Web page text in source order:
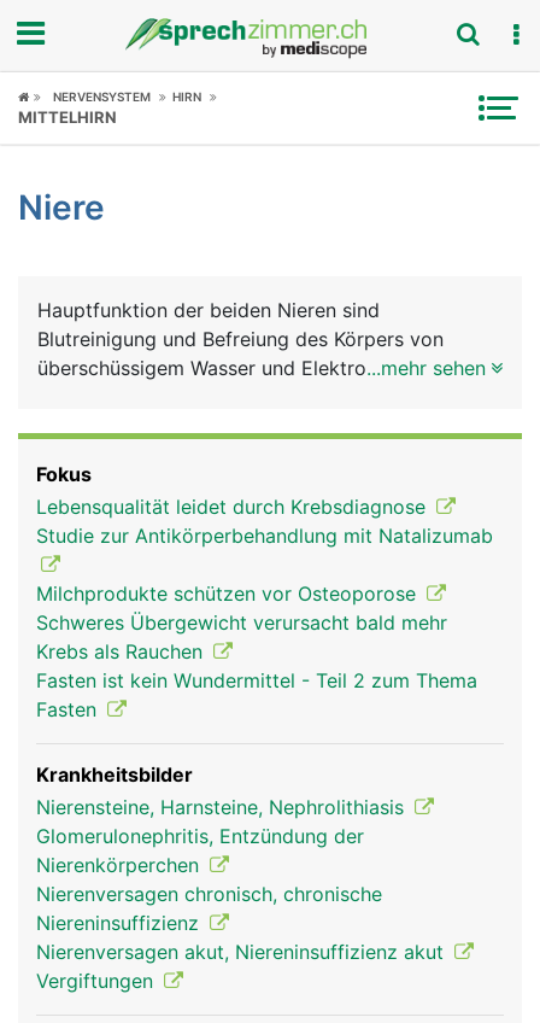
Fokus
Symptome
News
Rubriken
NERVENSYSTEM HIRN
MITTELHIRN
Niere
Hauptfunktion der beiden Nieren sind
Blutreinigung und Befreiung des Körpers von
überschüssigem Wasser und Elektrolyten. Weitere
...mehr sehen
Fokus
Lebensqualität leidet durch Krebsdiagnose
Studie zur Antikörperbehandlung mit Natalizumab
Milchprodukte schützen vor Osteoporose
Schweres Übergewicht verursacht bald mehr
Krebs als Rauchen
Fasten ist kein Wundermittel - Teil 2 zum Thema
Fasten
Krankheitsbilder
Nierensteine, Harnsteine, Nephrolithiasis
Glomerulonephritis, Entzündung der
Nierenkörperchen
Nierenversagen chronisch, chronische
Niereninsuffizienz
Nierenversagen akut, Niereninsuffizienz akut
Vergiftungen